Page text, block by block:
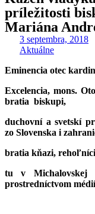
príležitosti
Mariána
3 septembra, 2018
Aktuálne
Eminencia otec
Excelencia, mons.
bratia biskupi,
duchovní a svetskí
zo Slovenska i
bratia kňazi,
tu v Michalovskej
prostredníctvom